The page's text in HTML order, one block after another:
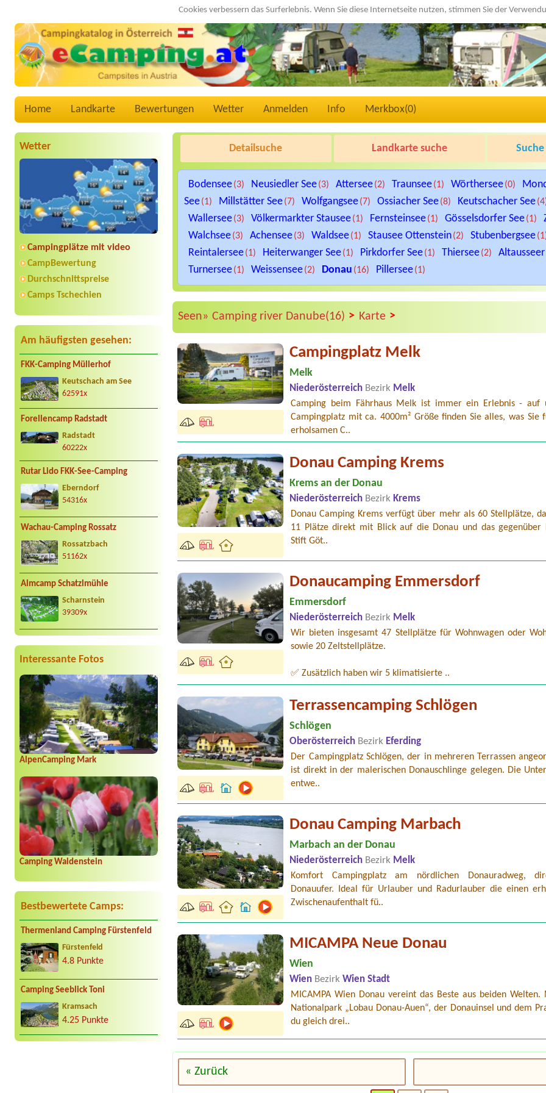
Cookies verbessern das Surferlebnis. Wenn Sie diese Internetseite nutzen, stimmen Sie der
Home Landkarte Bewertungen Wetter Anmelden Info Merkbox(0)
Wetter
Campingplätze mit video
CampBewertung
Durchschnittspreise
Camps Tschechien
Am häufigsten gesehen:
FKK-Camping Müllerhof
Keutschach am See
62591x
Forellencamp Radstadt
Radstadt
60222x
Rutar Lido FKK-See-Camping
Eberndorf
54316x
Wachau-Camping Rossatz
Rossatzbach
51162x
Almcamp Schatzlmühle
Scharnstein
39309x
Interessante Fotos
AlpenCamping Mark
Camping Waldenstein
Bestbewertete Camps:
Thermenland Camping Fürstenfeld
Fürstenfeld
4.8 Punkte
Camping Seeblick Toni
Kramsach
4.25 Punkte
Detailsuche Landkarte suche
Bodensee(3) Neusiedler See(3) Attersee(2) Traunsee(1) Wörthersee(0)
See(1) Millstätter See(7) Wolfgangsee(7) Ossiacher See(8) Keutschacher See
Wallersee(3) Völkermarkter Stausee(1) Fernsteinsee(1) Gösselsdorfer See(1)
Walchsee(3) Achensee(3) Waldsee(1) Stausee Ottenstein(2) Stubenbergsee
Reintalersee(1) Heiterwanger See(1) Pirkdorfer See(1) Thiersee(2) Altausseer
Turnersee(1) Weissensee(2) Donau (16) Pillersee(1)
Seen» Camping river Danube(16) > Karte >
Campingplatz Melk
Melk
Niederösterreich Bezirk Melk
Camping beim Fährhaus Melk ist immer ein Erlebnis - auf
Campingplatz mit ca. 4000m² Größe finden Sie alles, was Sie
erholsamen C..
Donau Camping Krems
Krems an der Donau
Niederösterreich Bezirk Krems
Donau Camping Krems verfügt über mehr als 60 Stellplätze,
11 Plätze direkt mit Blick auf die Donau und das gegenüber
Stift Göt..
Donaucamping Emmersdorf
Emmersdorf
Niederösterreich Bezirk Melk
Wir bieten insgesamt 47 Stellplätze für Wohnwagen oder
sowie 20 Zeltstellplätze.
✅ Zusätzlich haben wir 5 klimatisierte ..
Terrassencamping Schlögen
Schlögen
Oberösterreich Bezirk Eferding
Der Campingplatz Schlögen, der in mehreren Terrassen
ist direkt in der malerischen Donauschlinge gelegen. Die
entwe..
Donau Camping Marbach
Marbach an der Donau
Niederösterreich Bezirk Melk
Komfort Campingplatz am nördlichen Donauradweg,
Donauufer. Ideal für Urlauber und Radurlauber die einen
Zwischenaufenthalt fü..
MICAMPA Neue Donau
Wien
Wien Bezirk Wien Stadt
MICAMPA Wien Donau vereint das Beste aus beiden Welten.
Nationalpark „Lobau Donau-Auen“, der Donauinsel und dem
du gleich drei..
« Zurück
Termin ab 2026-08-13 |Tirol Camp